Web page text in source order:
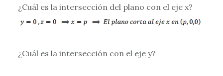
¿Cuál es la intersección del plano con el eje x?
¿Cuál es la intersección con el eje y?